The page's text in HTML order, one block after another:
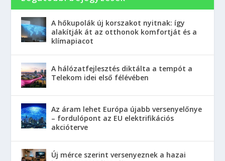
A hőkupolák új korszakot nyitnak: így
alakítják át az otthonok komfortját és a
klímapiacot
A hálózatfejlesztés diktálta a tempót a
Telekom idei első félévében
Az áram lehet Európa újabb versenyelőnye
– fordulópont az EU elektrifikációs
akcióterve
Új mérce szerint versenyeznek a hazai